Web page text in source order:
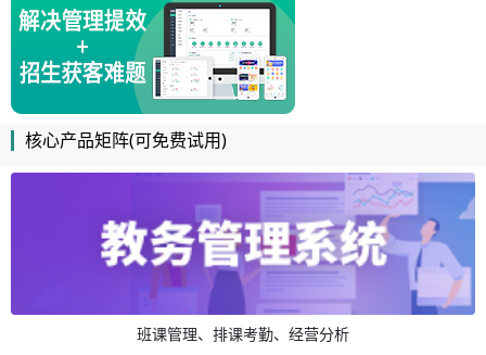
核心产品矩阵(可免费试用)
班课管理、排课考勤、经营分析